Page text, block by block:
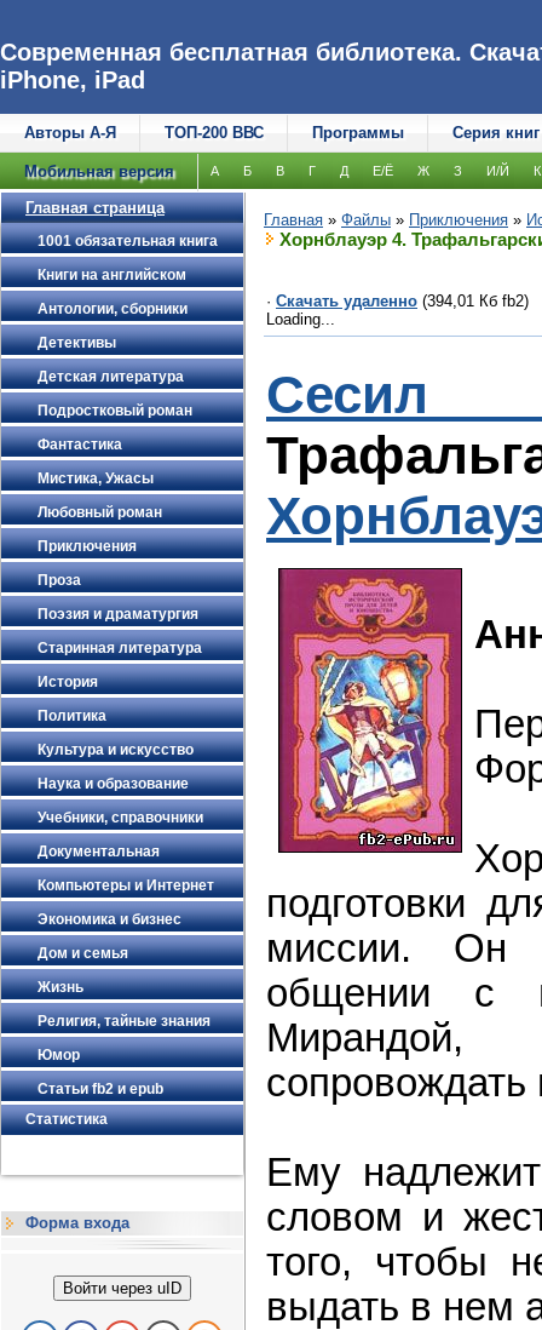
Современная бесплатная библиотека.
iPhone, iPad
Авторы А-Я ТОП-200 ВВС Программы Серия книг
Мобильная версия А Б В Г Д Е/Ё Ж З И/Й К
Главная страница
1001 обязательная книга
Книги на английском
Антологии, сборники
Детективы
Детская литература
Подростковый роман
Фантастика
Мистика, Ужасы
Любовный роман
Приключения
Проза
Поэзия и драматургия
Старинная литература
История
Политика
Культура и искусство
Наука и образование
Учебники, справочники
Документальная
Компьютеры и Интернет
Экономика и бизнес
Дом и семья
Жизнь
Религия, тайные знания
Юмор
Статьи fb2 и epub
Статистика
Форма входа
Войти через uID
Главная » Файлы » Приключения »
Хорнблауэр 4.
· Скачать удаленно (394,01 Кб fb2)
Loading...
Сесил
подготовки
миссии. Он
общении с
Мирандой,
Ему
словом и
того, чтобы
выдать в нем